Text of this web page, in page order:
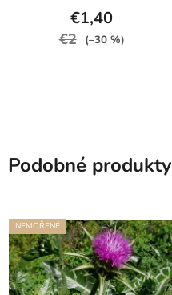
€1,40
€2 (–30 %)
Podobné produkty
NEMOŘENÉ